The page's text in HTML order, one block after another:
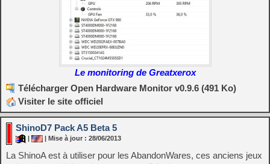
Le monitoring de Greatxerox
Télécharger Open Hardware Monitor v0.9.6 (491 Ko)
Visiter le site officiel
ShinoD7 Pack A5 Beta 5
| | Mise à jour : 28/06/2013
La ShinoA est à utiliser pour les AbandonWares, ces anciens jeux